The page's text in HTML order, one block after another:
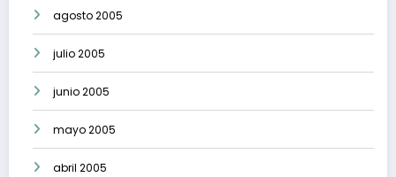
agosto 2005
julio 2005
junio 2005
mayo 2005
abril 2005